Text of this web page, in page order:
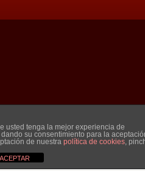
usted tenga la mejor experiencia de
su consentimiento para la
de nuestra política de cookies,
ACEPTAR